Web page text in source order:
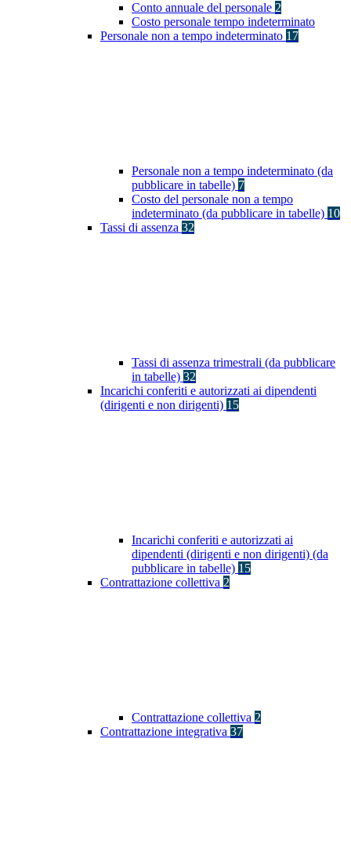
Conto annuale del personale 2
Costo personale tempo indeterminato
Personale non a tempo indeterminato 17
Personale non a tempo indeterminato (da
pubblicare in tabelle) 7
Costo del personale non a tempo
indeterminato (da pubblicare in tabelle) 10
Tassi di assenza 32
Tassi di assenza trimestrali (da pubblicare
in tabelle) 32
Incarichi conferiti e autorizzati ai dipendenti
(dirigenti e non dirigenti) 15
Incarichi conferiti e autorizzati ai
dipendenti (dirigenti e non dirigenti) (da
pubblicare in tabelle) 15
Contrattazione collettiva 2
Contrattazione collettiva 2
Contrattazione integrativa 37